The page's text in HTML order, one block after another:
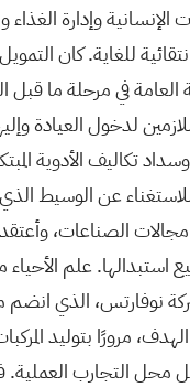
الإنسانية وإدارة
للغاية. كان
العامة في مرحلة ما قبل
لدخول العيادة
تكاليف الأدوية
استبدالها. علم
مرورًا بتوليد
محل التجارب